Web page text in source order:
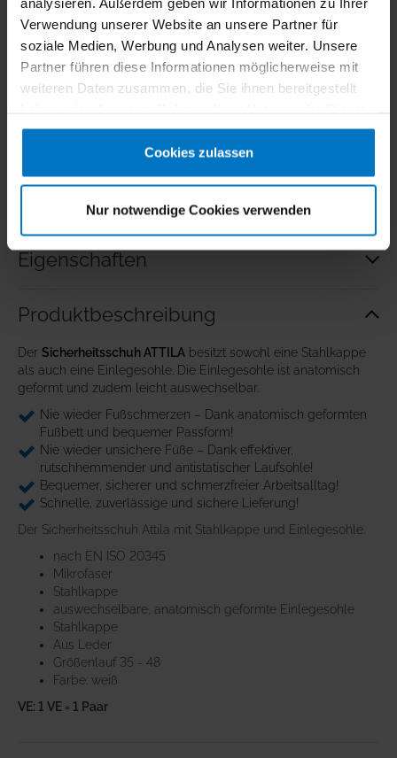
Verwendung unserer Website an unsere Partner für
soziale Medien, Werbung und Analysen weiter. Unsere
Partner führen diese Informationen möglicherweise mit
weiteren Daten zusammen, die Sie ihnen bereitgestellt
gesammelt haben.
Cookies zulassen
Nur notwendige Cookies verwenden
SCHUHLÖFFEL mit Haken aus Metall
in Schwarz
ab8,45 € inkl. MwSt.
Bewertungen
Eigenschaften
Produkt­beschreibung
Der Sicherheitsschuh ATTILA besitzt sowohl eine Stahlkappe
als auch eine Einlegesohle. Die Einlegesohle ist anatomisch
geformt und zudem leicht auswechselbar.
Nie wieder Fußschmerzen – Dank anatomisch geformten
Fußbett und bequemer Passform!
Nie wieder unsichere Füße – Dank effektiver,
rutschhemmender und antistatischer Laufsohle!
Bequemer, sicherer und schmerzfreier Arbeitsalltag!
Schnelle, zuverlässige und sichere Lieferung!
Der Sicherheitsschuh Attila mit Stahlkappe und Einlegesohle.
nach EN ISO 20345
Mikrofaser
Stahlkappe
auswechselbare, anatomisch geformte Einlegesohle
Stahlkappe
Aus Leder
Größenlauf 35 - 48
Farbe: weiß
VE: 1 VE = 1 Paar